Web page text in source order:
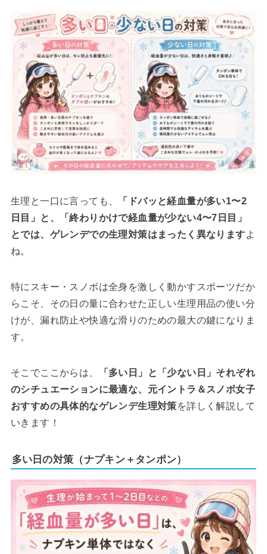
生理と一口に言っても、
「ドバッと経血量が多い1〜2
日目」と、「終わりかけで経血量が少ない4〜7日目」
とでは、ゲレンデでの生理対策はまったく異なりますよ
ね。
特にスキー・スノボは全身を激しく動かすスポーツだか
らこそ、その日の量に合わせた正しい生理用品の使い分
けが、漏れ防止や快適な滑りのための最大の鍵になりま
す。
そこでここからは、
「多い日」と「少ない日」それぞれ
のシチュエーションに最適な、元イントラ＆スノボ女子
おすすめの具体的なゲレンデ生理対策を詳しく解説して
いきます！
多い日の対策（ナプキン＋タンポン）